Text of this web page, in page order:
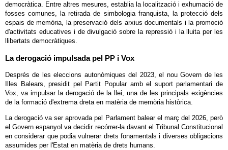
democràtica. Entre altres mesures, establia la localització i exhumació de
fosses comunes, la retirada de simbologia franquista, la protecció dels
espais de memòria, la preservació dels arxius documentals i la promoció
d'activitats educatives i de divulgació sobre la repressió i la lluita per les
llibertats democràtiques.
La derogació impulsada pel PP i Vox
Després de les eleccions autonòmiques del 2023, el nou Govern de les
Illes Balears, presidit pel Partit Popular amb el suport parlamentari de
Vox, va impulsar la derogació de la llei, una de les principals exigències
de la formació d'extrema dreta en matèria de memòria històrica.
La derogació va ser aprovada pel Parlament balear el març del 2026, però
el Govern espanyol va decidir recórrer-la davant el Tribunal Constitucional
en considerar que podia vulnerar drets fonamentals i diverses obligacions
assumides per l'Estat en matèria de drets humans.